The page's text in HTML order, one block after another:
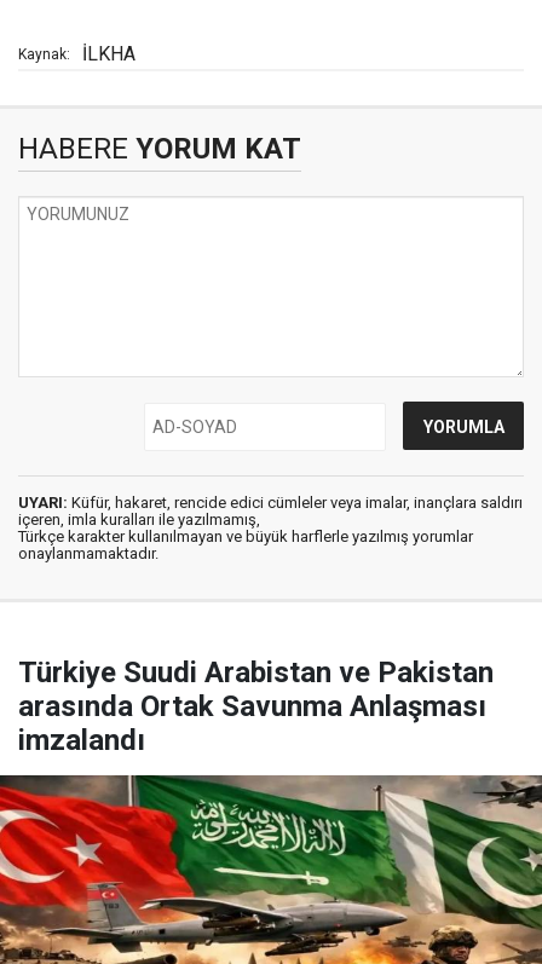
Kaynak: İLKHA
HABERE YORUM KAT
UYARI: Küfür, hakaret, rencide edici cümleler veya imalar, inançlara saldırı
içeren, imla kuralları ile yazılmamış,
Türkçe karakter kullanılmayan ve büyük harflerle yazılmış yorumlar
onaylanmamaktadır.
Türkiye Suudi Arabistan ve Pakistan
arasında Ortak Savunma Anlaşması
imzalandı